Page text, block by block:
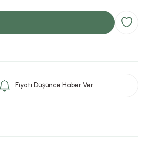
Fiyatı Düşünce Haber Ver